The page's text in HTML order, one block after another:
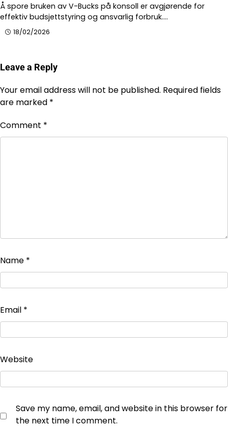
Å spore bruken av V-Bucks på konsoll er avgjørende for
effektiv budsjettstyring og ansvarlig forbruk.…
18/02/2026
Leave a Reply
Your email address will not be published. Required fields
are marked *
Comment *
Name *
Email *
Website
Save my name, email, and website in this browser for
the next time I comment.